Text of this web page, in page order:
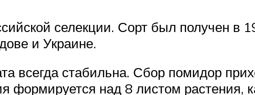
селекции. Сорт был получен в
и Украине.
всегда стабильна. Сбор помидор
формируется над 8 листом растения,